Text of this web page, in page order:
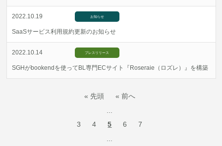
2022.10.19 お知らせ
SaaSサービス利用規約更新のお知らせ
2022.10.14 プレスリリース
SGHがbookendを使ってBL専門ECサイト『Roseraie（ロズレ）』を構築
« 先頭
« 前へ
3
4 5 6
7